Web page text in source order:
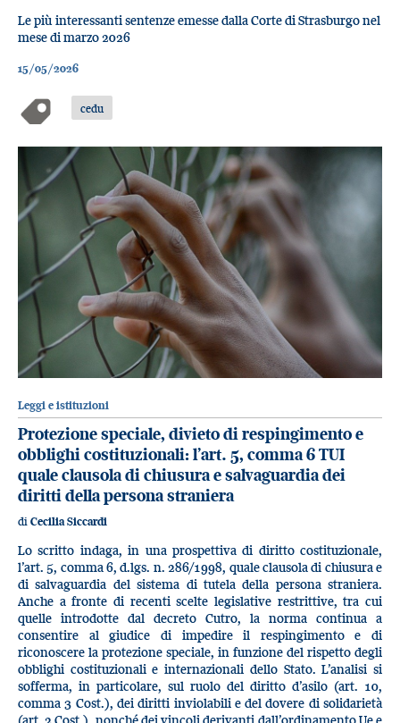
Le più interessanti sentenze emesse dalla Corte di Strasburgo nel
mese di marzo 2026
15/05/2026
cedu
Leggi e istituzioni
Protezione speciale, divieto di respingimento e
obblighi costituzionali: l’art. 5, comma 6 TUI
quale clausola di chiusura e salvaguardia dei
diritti della persona straniera
di Cecilia Siccardi
Lo scritto indaga, in una prospettiva di diritto costituzionale,
l’art. 5, comma 6, d.lgs. n. 286/1998, quale clausola di chiusura e
di salvaguardia del sistema di tutela della persona straniera.
Anche a fronte di recenti scelte legislative restrittive, tra cui
quelle introdotte dal decreto Cutro, la norma continua a
consentire al giudice di impedire il respingimento e di
riconoscere la protezione speciale, in funzione del rispetto degli
obblighi costituzionali e internazionali dello Stato. L’analisi si
sofferma, in particolare, sul ruolo del diritto d’asilo (art. 10,
comma 3 Cost.), dei diritti inviolabili e del dovere di solidarietà